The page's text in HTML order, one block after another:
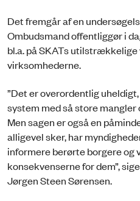
Det fremgår af en
Ombudsmand offentliggør i
bl.a. på SKATs
virksomhederne.
”Det er overordentlig
system med så store
Men sagen er også en
alligevel sker, har
informere berørte borgere og
konsekvenserne for dem”,
Jørgen Steen Sørensen.